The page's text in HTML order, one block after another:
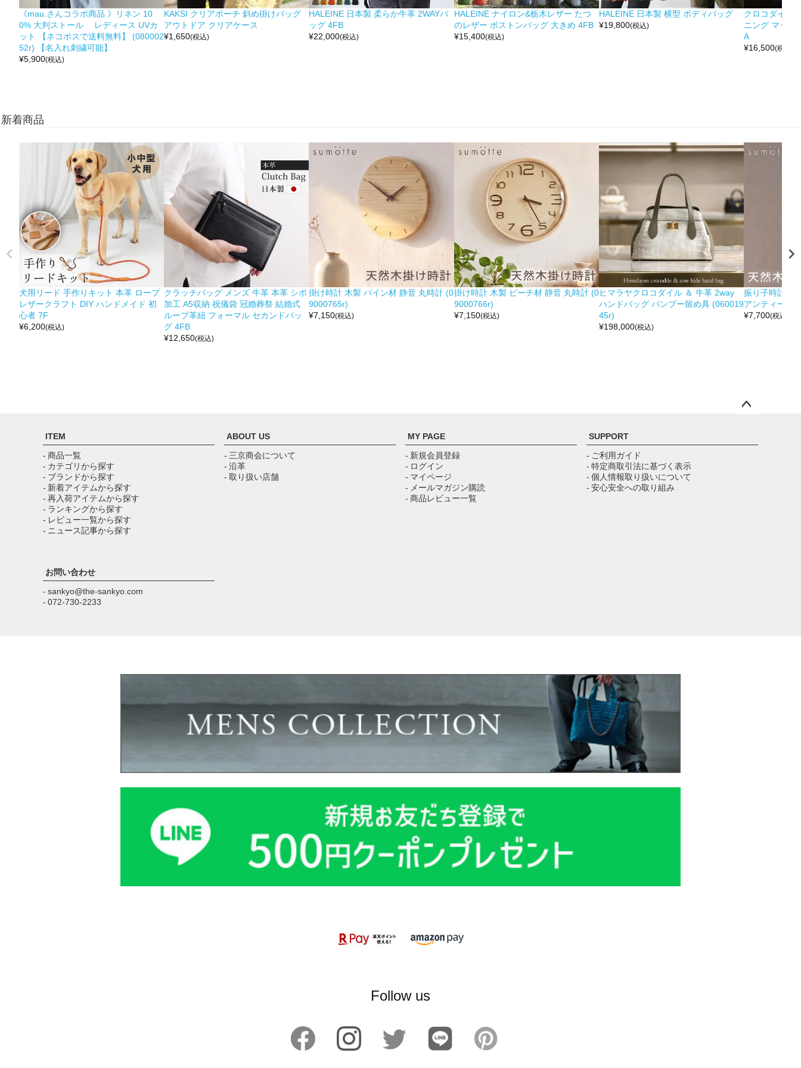
《mau.さんコラボ商品 》リネン 10
0% 大判ストール レディース UVカ
ット 【ネコポスで送料無料】 (080002
52r) 【名入れ刺繍可能】
¥5,900(税込)
KAKSI クリアポーチ 斜め掛けバッグ
アウトドア クリアケース
¥1,650(税込)
HALEINE 日本製 柔らか牛革 2WAYバ
ッグ 4FB
¥22,000(税込)
HALEINE ナイロン&栃木レザー たつ
のレザー ボストンバッグ 大きめ 4FB
¥15,400(税込)
HALEINE 日本製 横型 ボディバッグ
¥19,800(税込)
クロコダイル
ニング マット
A
¥16,500(税込)
新着商品
犬用リード 手作りキット 本革 ロープ
レザークラフト DIY ハンドメイド 初
心者 7F
¥6,200(税込)
クラッチバッグ メンズ 牛革 本革 シボ
加工 A5収納 祝儀袋 冠婚葬祭 結婚式
ループ革紐 フォーマル セカンドバッ
グ 4FB
¥12,650(税込)
掛け時計 木製 パイン材 静音 丸時計 (0
9000765r)
¥7,150(税込)
掛け時計 木製 ビーチ材 静音 丸時計 (0
9000766r)
¥7,150(税込)
ヒマラヤクロコダイル ＆ 牛革 2way
ハンドバッグ バンブー留め具 (060019
45r)
¥198,000(税込)
振り子時計 木
アンティーク
¥7,700(税込)
ップ
ITEM
- 商品一覧
- カテゴリから探す
- ブランドから探す
- 新着アイテムから探す
- 再入荷アイテムから探す
- ランキングから探す
- レビュー一覧から探す
- ニュース記事から探す
ABOUT US
- 三京商会について
- 沿革
- 取り扱い店舗
MY PAGE
- 新規会員登録
- ログイン
- マイページ
- メールマガジン購読
- 商品レビュー一覧
SUPPORT
- ご利用ガイド
- 特定商取引法に基づく表示
- 個人情報取り扱いについて
- 安心安全への取り組み
お問い合わせ
- sankyo@the-sankyo.com
- 072-730-2233
Follow us